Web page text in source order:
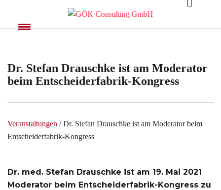
Dr. Stefan Drauschke ist am Moderator
beim Entscheiderfabrik-Kongress
Veranstaltungen / Dr. Stefan Drauschke ist am Moderator beim
Entscheiderfabrik-Kongress
Dr. med. Stefan Drauschke ist am 19. Mai 2021
Moderator beim Entscheiderfabrik-Kongress zu